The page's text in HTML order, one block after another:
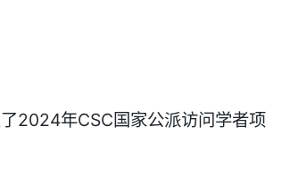
2024年CSC国家公派访问学者项